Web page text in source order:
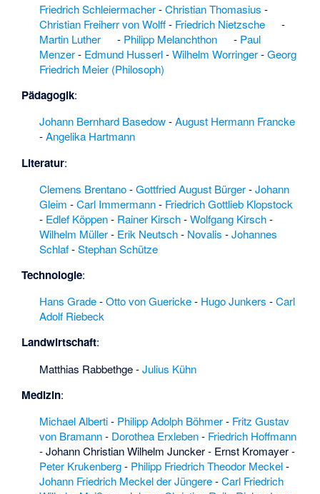
Großsteingräber bei
Immekath·
Großsteingräber bei
Ristedt·
(Aschersleben) ·
Gutschbachtal und
Steinbachtal
südwestlich Bad
Bibra· Gänsefurth·
Bach·
Haselhorst
·Heide südlich Burg
·Heidenkrippe·
Heimattiergarten
Bierer Berg·Helme
·Hermann Korb·
Friedrich Schleiermacher-Christian Thomasius -
Christian Freiherr von Wolff- Friedrich Nietzsche
-
Martin Luther
- Philipp Melanchthon - Paul
Menzer- Edmund Husserl-Wilhelm Worringer-Georg
Friedrich Meier (Philosoph)
Pädagogik:
Johann Bernhard Basedow-August Hermann Francke
-Angelika Hartmann
Literatur:
Clemens Brentano-Gottfried August Bürger-Johann
Gleim -Carl Immermann- Friedrich Gottlieb Klopstock
- Edlef Köppen- Rainer Kirsch-Wolfgang Kirsch-
Wilhelm Müller- Erik Neutsch- Novalis -Johannes
Schlaf-Stephan Schütze
Technologie:
Hans Grade-Otto von Guericke- Hugo Junkers -Carl
Adolf Riebeck
Landwirtschaft:
Matthias Rabbethge-Julius Kühn
Medizin:
Michael Alberti- Philipp Adolph Böhmer- Fritz Gustav
von Bramann- Dorothea Erxleben- Friedrich Hoffmann
-Johann Christian Wilhelm Juncker- Ernst Kromayer-
Peter Krukenberg- Philipp Friedrich Theodor Meckel-
Johann Friedrich Meckel der Jüngere-Carl Friedrich